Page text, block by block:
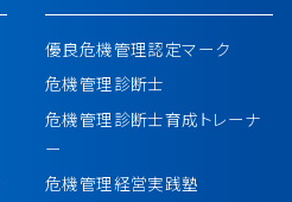
優良危機管理認定マーク
危機管理診断士
危機管理診断士育成トレーナ
ー
危機管理経営実践塾